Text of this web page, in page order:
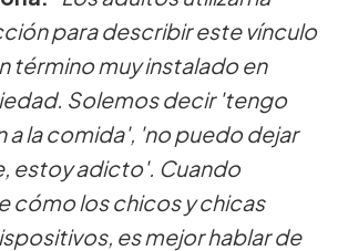
para describir este vínculo
término muy instalado en
Solemos decir 'tengo
a la comida', 'no puedo dejar
estoy adicto'. Cuando
cómo los chicos y chicas
es mejor hablar de